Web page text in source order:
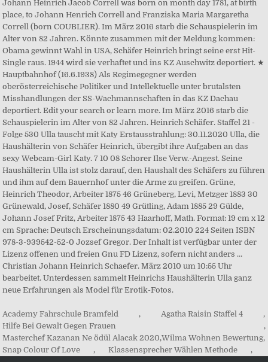
Academy Fahrschule Bramfeld , Agatha Raisin Staffel 4
,
Hilfe Bei Gewalt Gegen Frauen
,
Masterchef Kazanan Ne ödül Alacak 2020,Wilma Wohnen Bewertung,
Snap Colour Of Love
, Klassensprecher Wählen Methode ,